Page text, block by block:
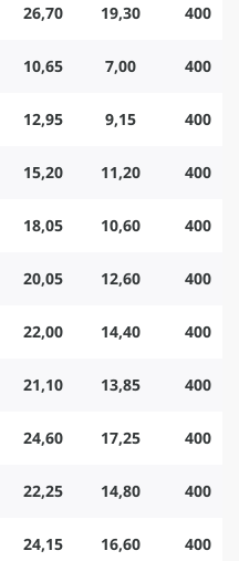
26,70 19,30 400
10,65 7,00 400
12,95 9,15 400
15,20 11,20 400
18,05 10,60 400
20,05 12,60 400
22,00 14,40 400
21,10 13,85 400
24,60 17,25 400
22,25 14,80 400
24,15 16,60 400